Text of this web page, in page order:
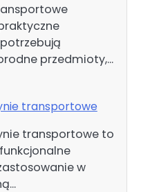
przedmioty,…
transportowe
transportowe to
w